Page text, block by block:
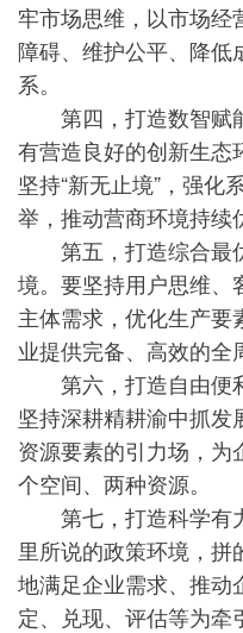
牢市场思维，以市场经
障碍、维护公平、降低
系。
第四，打造数智赋
有营造良好的创新生态
坚持“新无止境”，强化
举，推动营商环境持续
第五，打造综合最
境。要坚持用户思维、
主体需求，优化生产要
业提供完备、高效的全
第六，打造自由便
坚持深耕精耕渝中抓
资源要素的引力场，
个空间、两种资源。
第七，打造科学有
里所说的政策环境，
地满足企业需求、推动
定、兑现、评估等为牵